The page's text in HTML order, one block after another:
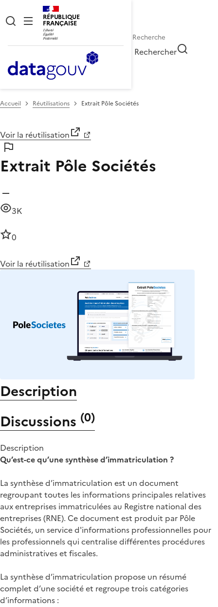
RÉPUBLIQUE
FRANÇAISE
Rechercher
Accueil Réutilisations Extrait Pôle Sociétés
Voir la réutilisation
Extrait Pôle Sociétés
3K
0
Voir la réutilisation
Description
Discussions (0)
Description
Qu’est-ce qu’une synthèse d’immatriculation ?
La synthèse d’immatriculation est un document
regroupant toutes les informations principales relatives
aux entreprises immatriculées au Registre national des
entreprises (RNE). Ce document est produit par Pôle
Sociétés, un service d'informations professionnelles pour
les professionnels qui centralise différentes procédures
administratives et fiscales.
La synthèse d’immatriculation propose un résumé
complet d’une société et regroupe trois catégories
d’informations :